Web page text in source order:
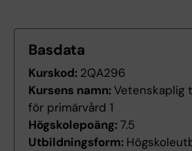
Basdata
Kurskod: 2QA296
Kursens namn:Vetenskaplig
för primärvård 1
Högskolepoäng:7.5
Utbildningsform: